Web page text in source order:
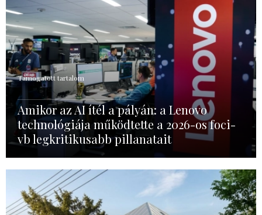
Támogatott tartalom
Amikor az AI ítél a pályán: a Lenovo
technológiája működtette a 2026-os foci-
vb legkritikusabb pillanatait